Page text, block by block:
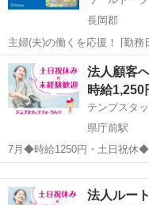
長岡郡
主婦(夫)の働くを応援！ [勤務日数]： 週4日~
10:00~17:00/10:00~16:00/
駅]： 高知県長岡郡 ※勤務エ
高知 長岡郡 営業
法人顧客
時給1,250
テンプスタ
県庁前駅
7月◆時給1250円・土日祝休◆
●新規獲得の営業活動ではなく、官公庁系の既存フォロー訪問がメ
イン！ ●外勤業務と内勤業務でおよそ半々の仕事比率になります。 ●
多くの派遣スタッ...法人ルー